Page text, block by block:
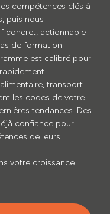
compétences clés à
puis nous
concret, actionnable
de formation
est calibré pour
transport…
les codes de votre
tendances. Des
confiance pour
de leurs
votre croissance.